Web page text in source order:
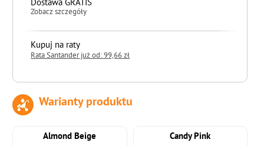
Zobacz szczegóły
Kupuj na raty
Rata Santander już od: 99,66 zł
do koszyka
Warianty produktu
Almond Beige Candy Pink